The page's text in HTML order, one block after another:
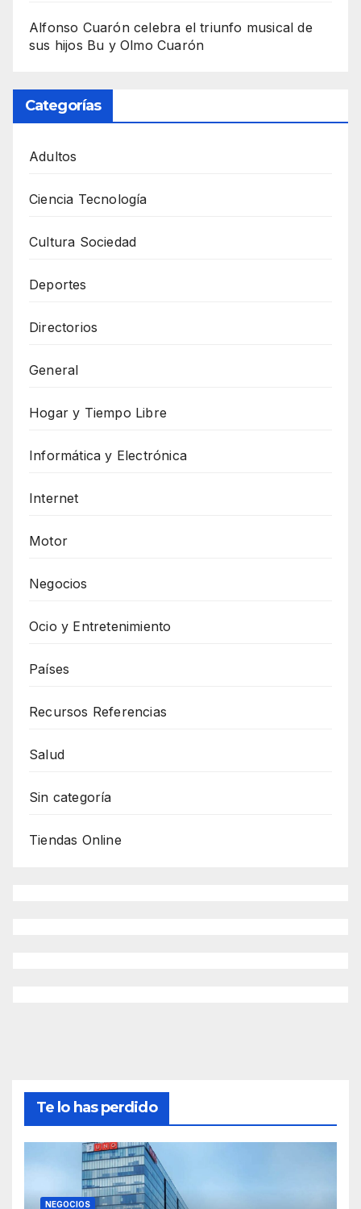
Alfonso Cuarón celebra el triunfo musical de
sus hijos Bu y Olmo Cuarón
Categorías
Adultos
Ciencia Tecnología
Cultura Sociedad
Deportes
Directorios
General
Hogar y Tiempo Libre
Informática y Electrónica
Internet
Motor
Negocios
Ocio y Entretenimiento
Países
Recursos Referencias
Salud
Sin categoría
Tiendas Online
Te lo has perdido
NEGOCIOS